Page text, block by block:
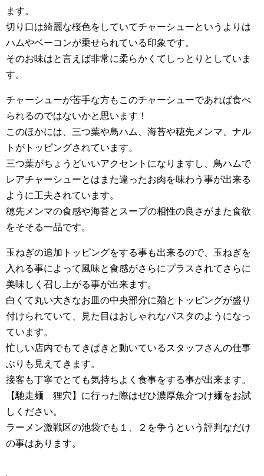
ます。
切り口は綺麗な桜色をしていてチャーシューというよりは
ハムやベーコンが乗せられている印象です。
そのお味はと言えば非常に柔らかくてしっとりとしていま
す。
チャーシューが苦手な方もこのチャーシューであれば食べ
られるのではないかと思います！
このほかには、三つ葉や鳥ハム、海苔や穂先メンマ、ナル
トがトッピングされています。
三つ葉がちょうどいいアクセントになりますし、鳥ハムで
レアチャーシューとはまた違ったお肉を味わう事が出来る
ように工夫されています。
穂先メンマの食感や海苔とスープの相性の良さがまた食欲
をそそる一品です。
玉ねぎの追加トッピングをする事も出来るので、玉ねぎを
入れる事によって風味と食感がさらにプラスされてさらに
美味しく召し上がる事が出来ます。
白くて丸い大きなお皿の中央部分に麺とトッピングが盛り
付けられていて、見た目はおしゃれなパスタのようになっ
ています。
忙しい店内でもてきぱきと動いているスタッフさんの仕事
ぶりも見えてきます。
接客も丁寧でとても気持ちよく食事をする事が出来ます。
【馳走麺 狸穴】に行った際はぜひ濃厚魚介つけ麺をお試
しください。
ラーメン激戦区の池袋でも１、２を争うという評判なだけ
の事はあります。